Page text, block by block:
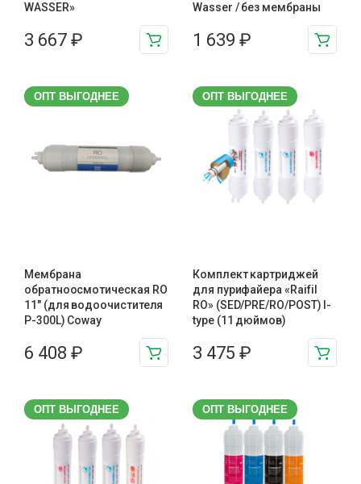
WASSER»
3 667 ₽
Wasser / без мембраны
1 639 ₽
ОПТ ВЫГОДНЕЕ
Мембрана
обратноосмотическая RO
11″ (для водоочистителя
P-300L) Coway
6 408 ₽
ОПТ ВЫГОДНЕЕ
Комплект картриджей
для пурифайера «Raifil
RO» (SED/PRE/RO/POST) I-
type (11 дюймов)
3 475 ₽
ОПТ ВЫГОДНЕЕ ОПТ ВЫГОДНЕЕ